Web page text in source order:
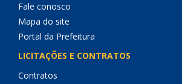
Fale conosco
Mapa do site
Portal da Prefeitura
LICITAÇÕES E CONTRATOS
Contratos